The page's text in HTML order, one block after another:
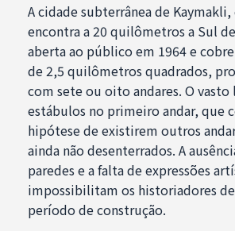
A cidade subterrânea de Kaymakli,
encontra a 20 quilômetros a Sul
aberta ao público em 1964 e
de 2,5 quilômetros quadrados,
com sete ou oito andares. O
estábulos no primeiro andar, que
hipótese de existirem outros
ainda não desenterrados. A
paredes e a falta de expressões
impossibilitam os historiadores
período de construção.